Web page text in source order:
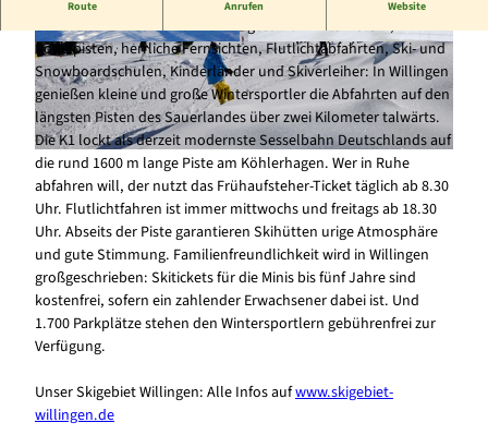
© Skigebiet Willingen | CC-BY-SA
© Skigebiet Willingen | CC-BY-SA © Skigebiet Willingen |CC-BY-SA
Route Anrufen Website
Schneesichere Abfahrten von insgesamt 17 Kilometern,
Rodelpisten, herrliche Fernsichten, Flutlichtabfahrten, Ski- und
Snowboardschulen, Kinderländer und Skiverleiher: In Willingen
genießen kleine und große Wintersportler die Abfahrten auf den
längsten Pisten des Sauerlandes über zwei Kilometer talwärts.
Die K1 lockt als derzeit modernste Sesselbahn Deutschlands auf
die rund 1600 m lange Piste am Köhlerhagen. Wer in Ruhe
abfahren will, der nutzt das Frühaufsteher-Ticket täglich ab 8.30
Uhr. Flutlichtfahren ist immer mittwochs und freitags ab 18.30
Uhr. Abseits der Piste garantieren Skihütten urige Atmosphäre
und gute Stimmung. Familienfreundlichkeit wird in Willingen
großgeschrieben: Skitickets für die Minis bis fünf Jahre sind
kostenfrei, sofern ein zahlender Erwachsener dabei ist. Und
1.700 Parkplätze stehen den Wintersportlern gebührenfrei zur
Verfügung.
Unser Skigebiet Willingen: Alle Infos aufwww.skigebiet-
willingen.de